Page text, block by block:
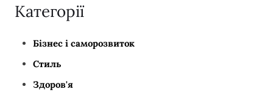
Категорії
Бізнес і саморозвиток
Стиль
Здоров'я